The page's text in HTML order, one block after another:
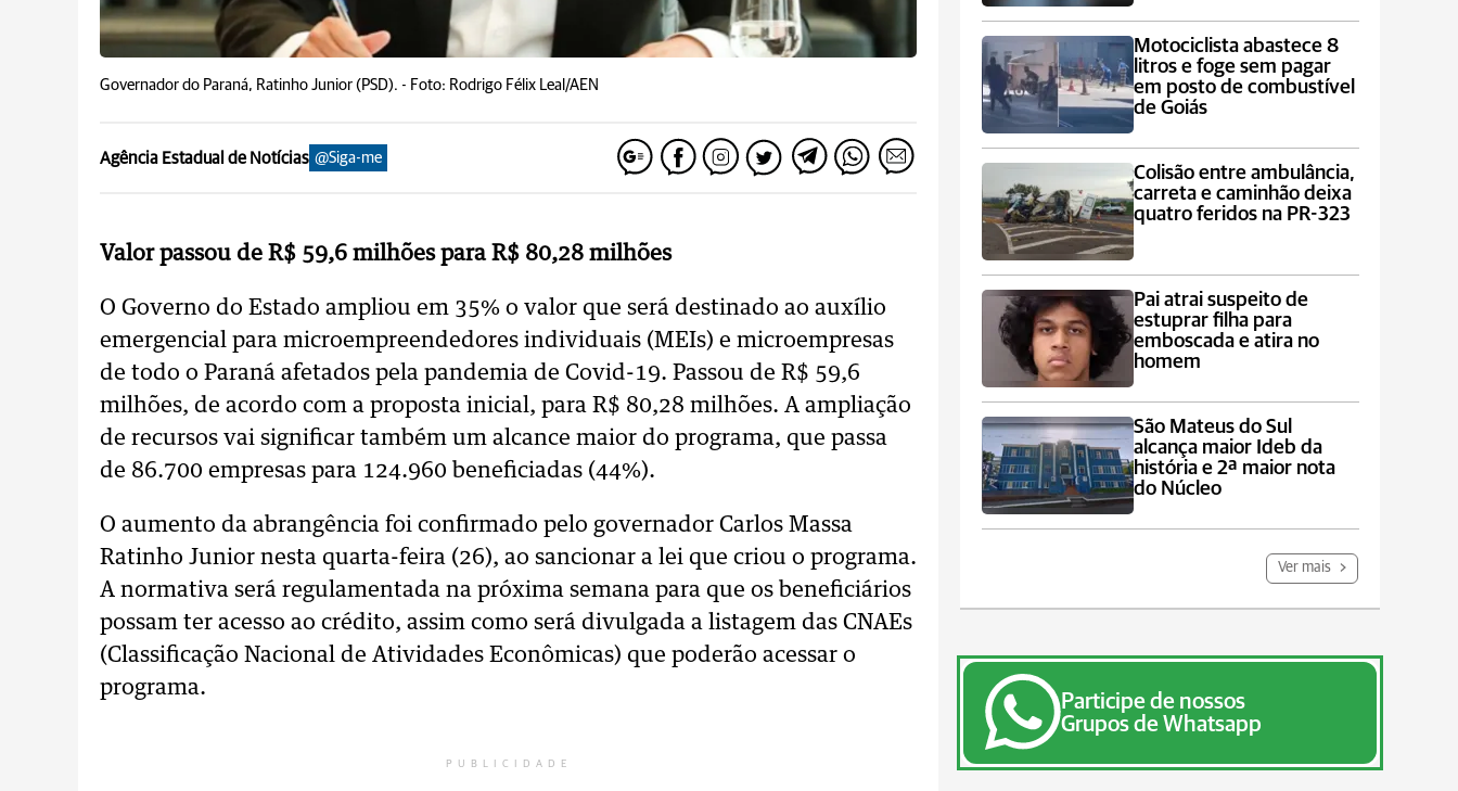
Governador do Paraná, Ratinho Junior (PSD). - Foto: Rodrigo Félix Leal/AEN
Agência Estadual de Notícias @Siga-me
Valor passou de R$ 59,6 milhões para R$ 80,28 milhões
O Governo do Estado ampliou em 35% o valor que será destinado ao auxílio
emergencial para microempreendedores individuais (MEIs) e microempresas
de todo o Paraná afetados pela pandemia de Covid-19. Passou de R$ 59,6
milhões, de acordo com a proposta inicial, para R$ 80,28 milhões. A ampliação
de recursos vai significar também um alcance maior do programa, que passa
de 86.700 empresas para 124.960 beneficiadas (44%).
O aumento da abrangência foi confirmado pelo governador Carlos Massa
Ratinho Junior nesta quarta-feira (26), ao sancionar a lei que criou o programa.
A normativa será regulamentada na próxima semana para que os beneficiários
possam ter acesso ao crédito, assim como será divulgada a listagem das CNAEs
(Classificação Nacional de Atividades Econômicas) que poderão acessar o
programa.
PUBLICIDADE
Motociclista abastece 8
litros e foge sem pagar
em posto de combustível
de Goiás
Colisão entre ambulância,
carreta e caminhão deixa
quatro feridos na PR-323
Pai atrai suspeito de
estuprar filha para
emboscada e atira no
homem
São Mateus do Sul
alcança maior Ideb da
história e 2ª maior nota
do Núcleo
Ver mais
Participe de nossos
Grupos de Whatsapp